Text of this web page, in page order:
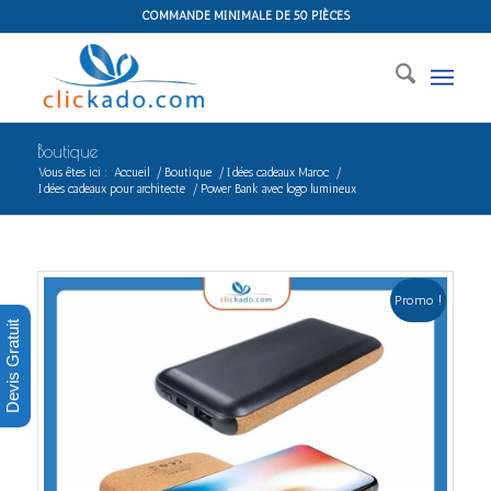
COMMANDE MINIMALE DE 50 PIÈCES
Boutique
Vous êtes ici : Accueil / Boutique / Idées cadeaux Maroc
/
Idées cadeaux pour architecte
/ Power Bank avec logo lumineux
Promo !
Devis Gratuit